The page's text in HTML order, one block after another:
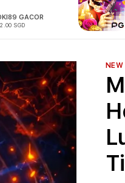
GACOR
SGD
NEW